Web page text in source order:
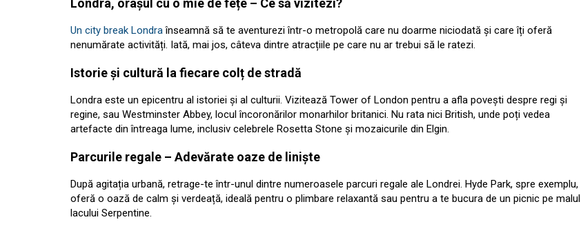
Londra, orașul cu o mie de fețe – Ce să vizitezi?
Un city break Londraînseamnă să te aventurezi într-o metropolă care nu doarme niciodată și care îți oferă
nenumărate activități. Iată, mai jos, câteva dintre atracțiile pe care nu ar trebui să le ratezi.
Istorie și cultură la fiecare colț de stradă
Londra este un epicentru al istoriei și al culturii. Vizitează Tower of London pentru a afla povești despre regi și
regine, sau Westminster Abbey, locul încoronărilor monarhilor britanici. Nu rata nici British, unde poți vedea
artefacte din întreaga lume, inclusiv celebrele Rosetta Stone și mozaicurile din Elgin.
Parcurile regale – Adevărate oaze de liniște
După agitația urbană, retrage-te într-unul dintre numeroasele parcuri regale ale Londrei. Hyde Park, spre exemplu,
oferă o oază de calm și verdeață, ideală pentru o plimbare relaxantă sau pentru a te bucura de un picnic pe malul
lacului Serpentine.